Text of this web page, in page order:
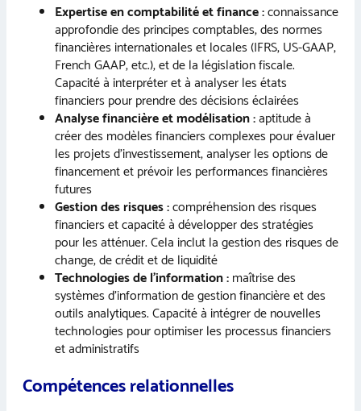
Expertise en comptabilité et finance :connaissance
approfondie des principes comptables, des normes
financières internationales et locales (IFRS, US-GAAP,
French GAAP, etc.), et de la législation fiscale.
Capacité à interpréter et à analyser les états
financiers pour prendre des décisions éclairées
Analyse financière et modélisation :aptitude à
créer des modèles financiers complexes pour évaluer
les projets d’investissement, analyser les options de
financement et prévoir les performances financières
futures
Gestion des risques :compréhension des risques
financiers et capacité à développer des stratégies
pour les atténuer. Cela inclut la gestion des risques de
change, de crédit et de liquidité
Technologies de l’information :maîtrise des
systèmes d’information de gestion financière et des
outils analytiques. Capacité à intégrer de nouvelles
technologies pour optimiser les processus financiers
et administratifs
Compétences relationnelles